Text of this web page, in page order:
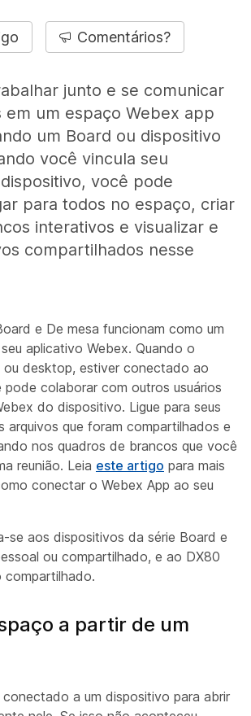
Comentários?
junto e se comunicar
em um espaço Webex app
um Board ou dispositivo
você vincula seu
você pode
para todos no espaço, criar
interativos e visualizar e
compartilhados nesse
e De mesa funcionam como um
aplicativo Webex. Quando o
ou desktop, estiver conectado ao
colaborar com outros usuários
do dispositivo. Ligue para seus
arquivos que foram compartilhados e
nos quadros de brancos que você
reunião. Leia este artigo para mais
conectar o Webex App ao seu
se aos dispositivos da série Board e
ou compartilhado, e ao DX80
compartilhado.
a partir de um
a um dispositivo para abrir